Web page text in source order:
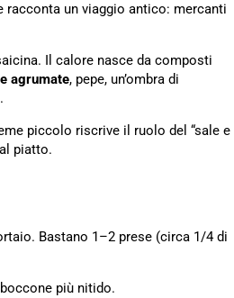
racconta un viaggio antico: mercanti
Il calore nasce da composti
agrumate, pepe, un’ombra di
piccolo riscrive il ruolo del “sale e
piatto.
Bastano 1–2 prese (circa 1/4 di
più nitido.